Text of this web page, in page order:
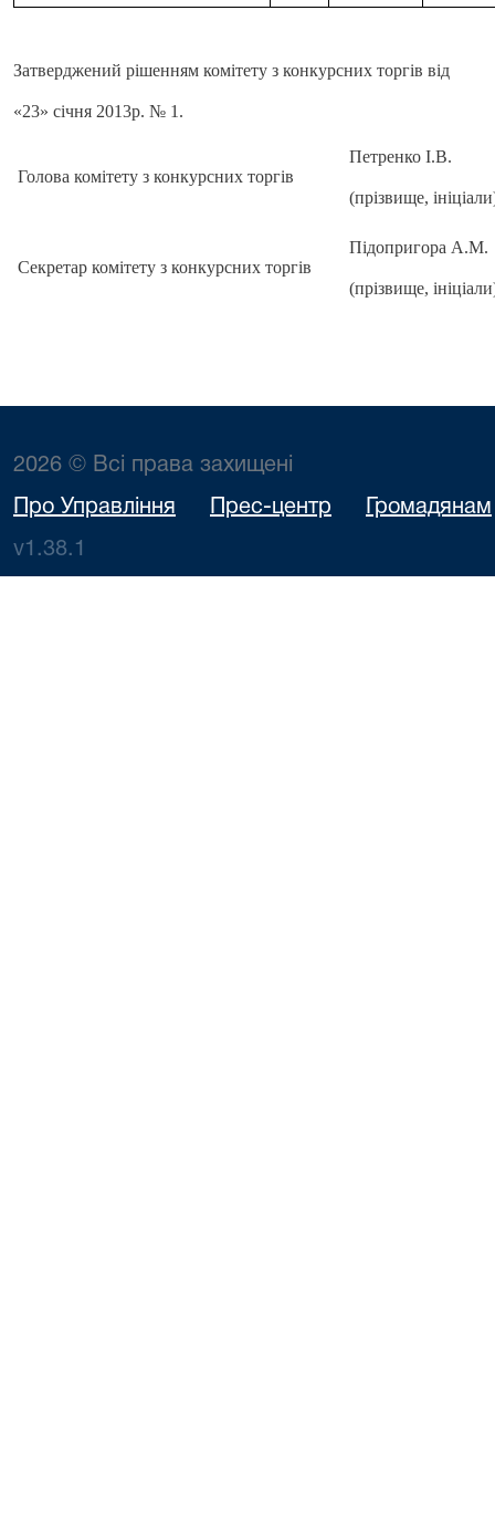
Затверджений рішенням комітету з конкурсних торгів від
«23» січня 2013р. № 1.
Голова комітету з конкурсних торгів
Петренко І.В.
(прізвище,
Секретар комітету з конкурсних торгів
Підопригора А.М.
(прізвище,
2026 © Всі права захищені
Про Управління Прес-центр Громадянам
v1.38.1